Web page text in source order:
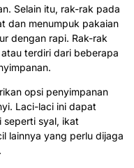
Selain itu, rak-rak pada
dan menumpuk pakaian
dengan rapi. Rak-rak
terdiri dari beberapa
opsi penyimpanan
Laci-laci ini dapat
seperti syal, ikat
lainnya yang perlu dijaga